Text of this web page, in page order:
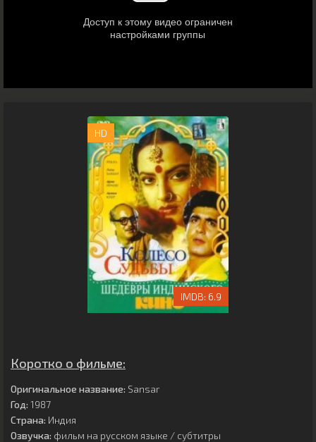
HD
6.9
Коротко о фильме:
Оригинальное название: Sansar
Год: 1987
Страна: Индия
Озвучка: фильм на русском языке / субтитры